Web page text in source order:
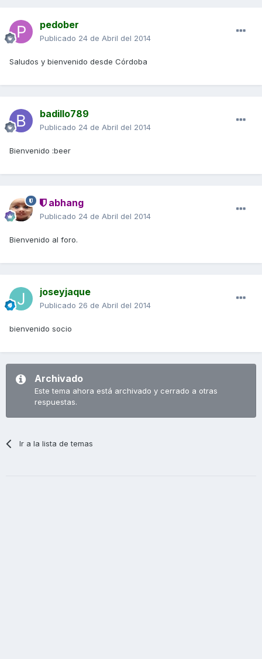
pedober
Publicado 24 de Abril del 2014
Saludos y bienvenido desde Córdoba
badillo789
Publicado 24 de Abril del 2014
Bienvenido :beer
abhang
Publicado 24 de Abril del 2014
Bienvenido al foro.
joseyjaque
Publicado 26 de Abril del 2014
bienvenido socio
Archivado
Este tema ahora está archivado y cerrado a otras
respuestas.
Ir a la lista de temas